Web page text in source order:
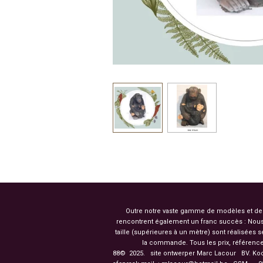
Outre notre vaste gamme de modèles et
rencontrent également un franc succès :
taille (supérieures à un mètre) sont réalisées
la commande. Tous les prix,
88© 2025. site ontwerper Marc Lacour BV.